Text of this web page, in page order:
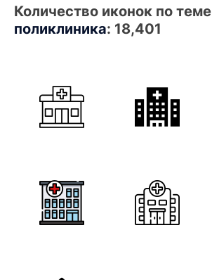
Количество иконок по теме
поликлиника: 18,401